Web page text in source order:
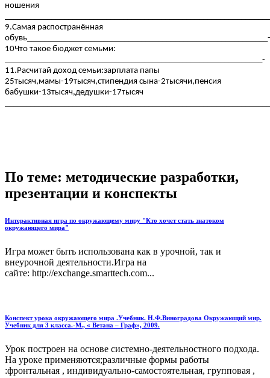
ношения
9.Самая распостранённая
обувь_________________________________________________________-
10Что такое бюджет семьми:
_____________________________________________________________-
11.Расчитай доход семьи:зарплата папы
25тысяч,мамы-19тысяч,стипендия сына-2тысячи,пенсия
бабушки-13тысяч,дедушки-17тысяч
По теме: методические разработки,
презентации и конспекты
Интерактивная игра по окружающему миру "Кто хочет стать знатоком
окружающего мира"
Игра может быть использована как в урочной, так и
внеурочной деятельности.Игра на
сайте: http://exchange.smarttech.com...
Конспект урока окружающего мира .Учебник. Н.Ф.Виноградова Окружающий мир.
Учебник для 3 класса.-М., « Ветана – Граф», 2009.
Урок построен на основе системно-деятельностного подхода.
На уроке применяются;различные формы работы
:фронтальная , индивидуально-самостоятельная, групповая ,